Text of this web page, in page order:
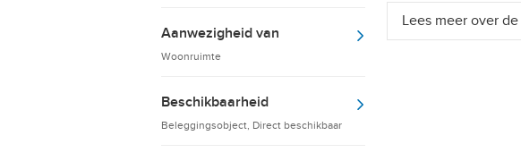
Aanwezigheid van
Woonruimte
Beschikbaarheid
Beleggingsobject, Direct beschikbaar
Lees meer over de